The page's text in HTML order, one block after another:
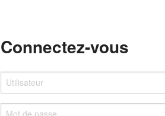
Connectez-vous